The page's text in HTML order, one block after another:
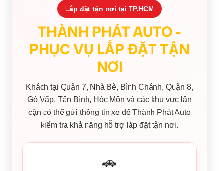
Lắp đặt tận nơi tại TP.HCM
THÀNH PHÁT AUTO -
PHỤC VỤ LẮP ĐẶT TẬN
NƠI
Khách tại Quận 7, Nhà Bè, Bình Chánh, Quận 8,
Gò Vấp, Tân Bình, Hóc Môn và các khu vực lân
cận có thể gửi thông tin xe để Thành Phát Auto
kiểm tra khả năng hỗ trợ lắp đặt tận nơi.
🚗